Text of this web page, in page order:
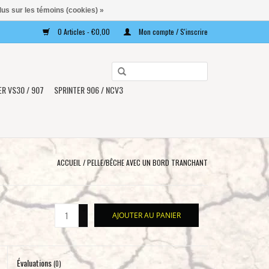
0 Articles - €0,00 Mon compte / S'inscrire
sélectionner
résultat
Entrée
VS30 / 907
SPRINTER 906 / NCV3
ACCUEIL /PELLE/BÊCHE AVEC UN BORD TRANCHANT
AJOUTER AU PANIER
Évaluations(0)
sur les témoins (cookies) »